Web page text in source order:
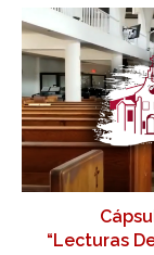
“Lecturas